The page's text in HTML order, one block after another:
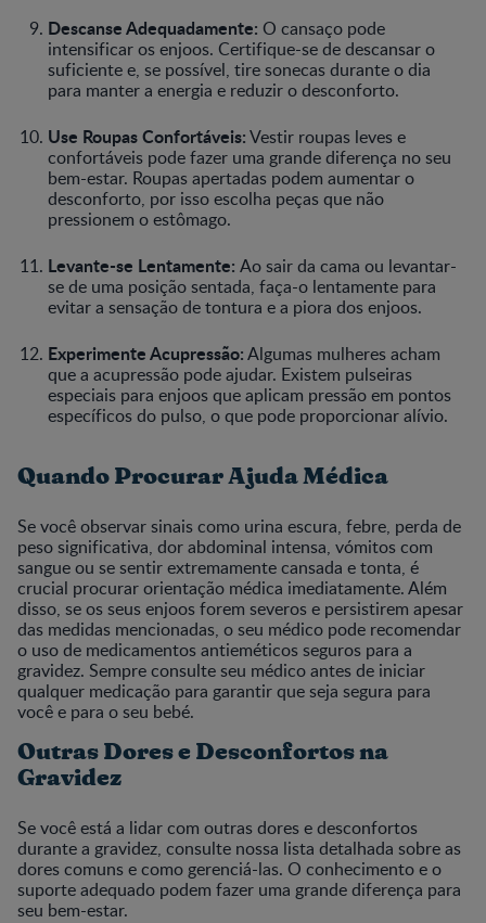
Descanse Adequadamente: O cansaço pode
intensificar os enjoos. Certifique-se de descansar o
suficiente e, se possível, tire sonecas durante o dia
para manter a energia e reduzir o desconforto.
Use Roupas Confortáveis:Vestir roupas leves e
confortáveis pode fazer uma grande diferença no seu
bem-estar. Roupas apertadas podem aumentar o
desconforto, por isso escolha peças que não
pressionem o estômago.
Levante-se Lentamente: Ao sair da cama ou levantar-
se de uma posição sentada, faça-o lentamente para
evitar a sensação de tontura e a piora dos enjoos.
Experimente Acupressão:Algumas mulheres acham
que a acupressão pode ajudar. Existem pulseiras
especiais para enjoos que aplicam pressão em pontos
específicos do pulso, o que pode proporcionar alívio.
Quando Procurar Ajuda Médica
Se você observar sinais como urina escura, febre, perda de
peso significativa, dor abdominal intensa, vómitos com
sangue ou se sentir extremamente cansada e tonta, é
crucial procurar orientação médica imediatamente. Além
disso, se os seus enjoos forem severos e persistirem apesar
das medidas mencionadas, o seu médico pode recomendar
o uso de medicamentos antieméticos seguros para a
gravidez. Sempre consulte seu médico antes de iniciar
qualquer medicação para garantir que seja segura para
você e para o seu bebé.
Outras Dores e Desconfortos na
Gravidez
Se você está a lidar com outras dores e desconfortos
durante a gravidez, consulte nossa lista detalhada sobre as
dores comuns e como gerenciá-las. O conhecimento e o
suporte adequado podem fazer uma grande diferença para
seu bem-estar.